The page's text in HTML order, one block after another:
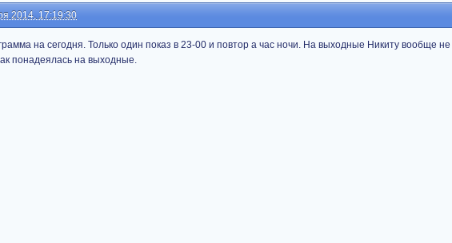
2014, 17:19:30
на сегодня. Только один показ в 23-00 и повтор а час ночи. На выходные Никиту вообще
понадеялась на выходные.